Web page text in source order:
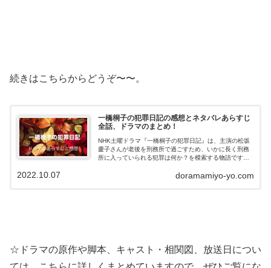
続きはこちらからどうぞ〜〜。
一橋桐子の犯罪日記の感想とネタバレあらすじ
全話、ドラマのまとめ！
NHK土曜ドラマ『一橋桐子の犯罪日記』は、主演の松坂
慶子さんが老後を刑務所で過ごすため、いかに長く刑務
所に入っていられる犯罪は何か？を模索する物語です。
桐子の犯罪日記』の感想やネタバレあらす...
doramamiyo-yo.com
2022.10.07
☆ドラマの原作や脚本、キャスト・相関図、放送日につい